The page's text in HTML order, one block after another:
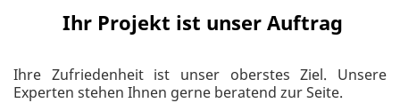
Ihr Projekt ist unser Auftrag
Ihre Zufriedenheit ist unser oberstes Ziel. Unsere
Experten stehen Ihnen gerne beratend zur Seite.